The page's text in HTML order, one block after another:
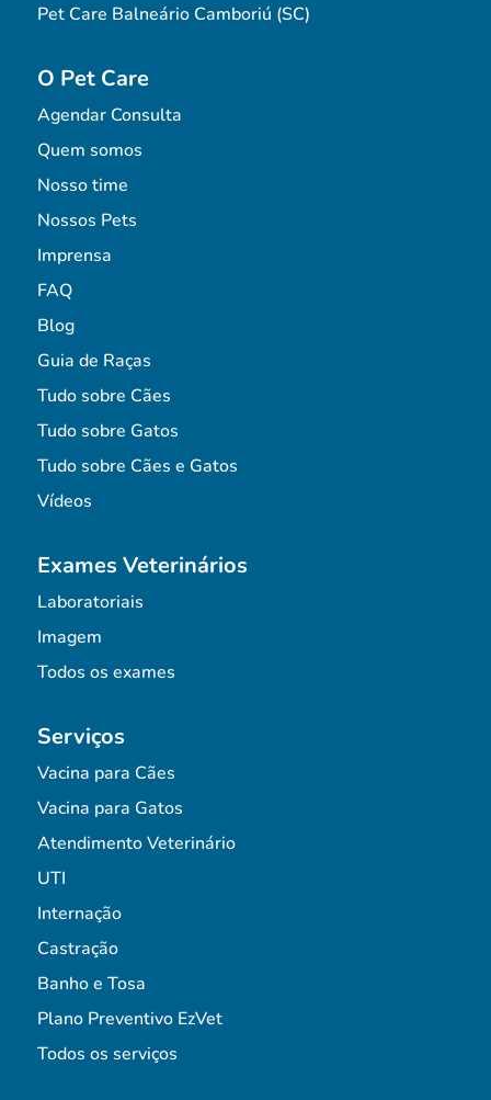
Pet Care Balneário Camboriú (SC)
O Pet Care
Agendar Consulta
Quem somos
Nosso time
Nossos Pets
Imprensa
FAQ
Blog
Guia de Raças
Tudo sobre Cães
Tudo sobre Gatos
Tudo sobre Cães e Gatos
Vídeos
Exames Veterinários
Laboratoriais
Imagem
Todos os exames
Serviços
Vacina para Cães
Vacina para Gatos
Atendimento Veterinário
UTI
Internação
Castração
Banho e Tosa
Plano Preventivo EzVet
Todos os serviços